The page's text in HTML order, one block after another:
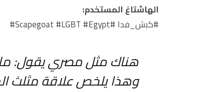
الهاشتاغ المستخدم:
#كبش_فدا #Scapegoat #LGBT #Egypt#
هناك مثل مصري يقول: ما
وهذا يلخص علاقة مثلث